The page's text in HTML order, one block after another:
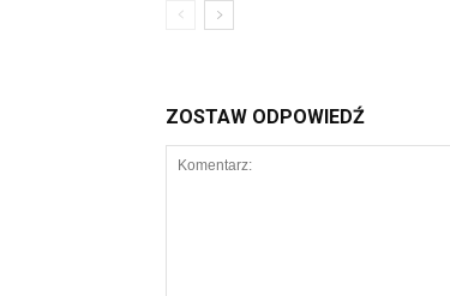
ZOSTAW ODPOWIEDŹ